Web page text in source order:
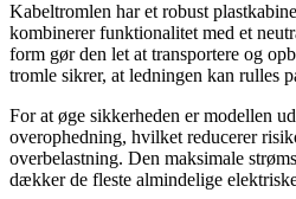
Kabeltromlen har et robust
kombinerer funktionalitet med et
form gør den let at transportere og
tromle sikrer, at ledningen kan rulles
For at øge sikkerheden er modellen
overophedning, hvilket reducerer
overbelastning. Den maksimale
dækker de fleste almindelige